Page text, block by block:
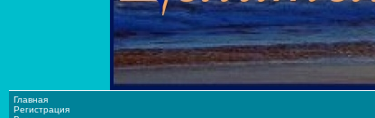
Главная
Регистрация